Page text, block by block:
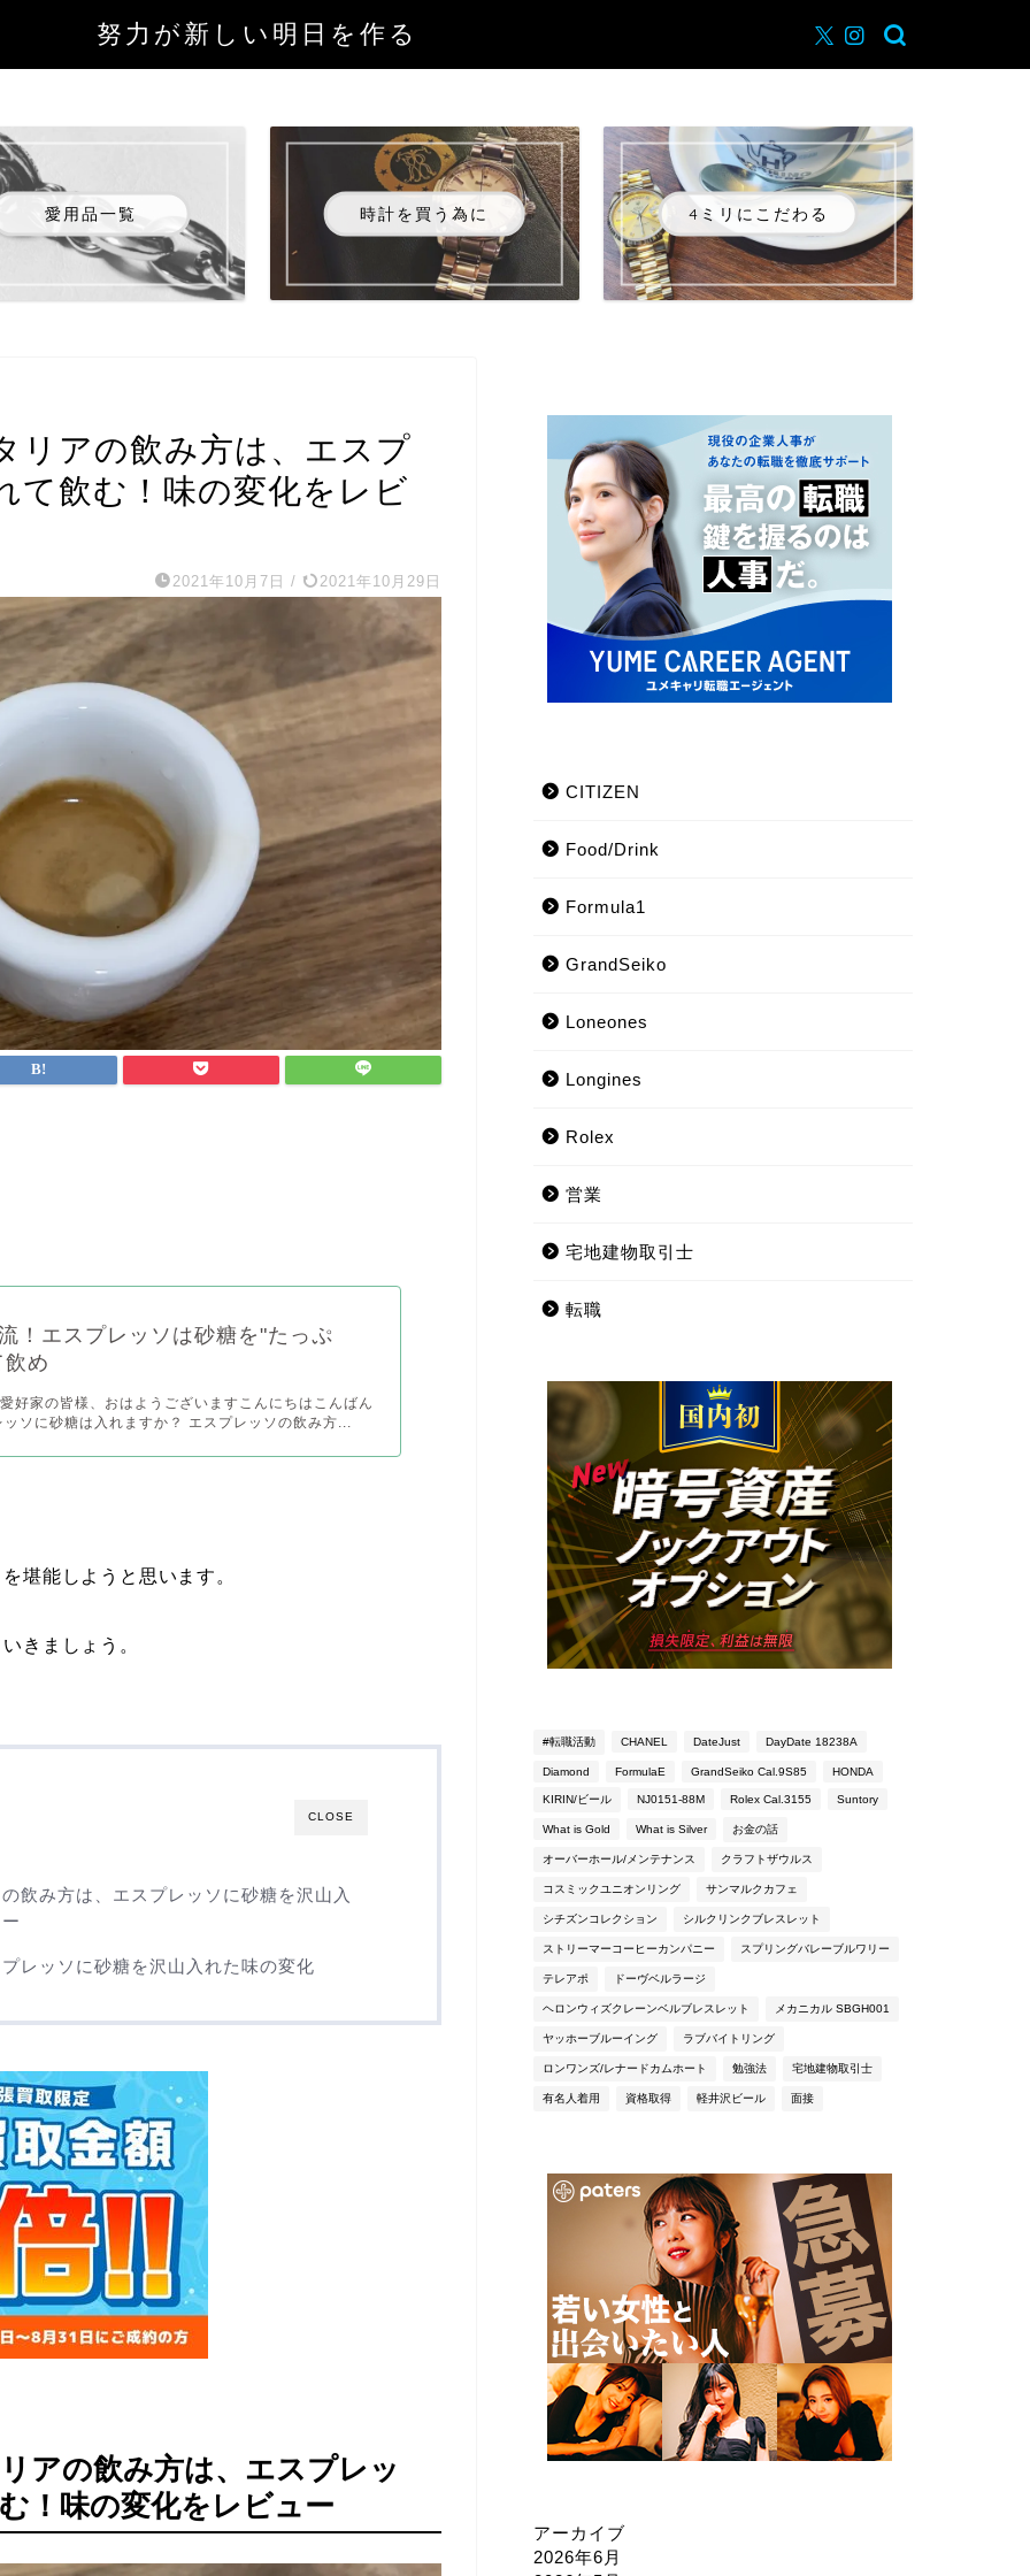
努力が新しい明日を作る
愛用品一覧 時計を買う為に 4ミリにこだわる
リアの飲み方は、エスプ
て飲む！味の変化をレビ
2021年10月7日 / 2021年10月29日
！エスプレッソは砂糖を"たっぷ
め
好家の皆様、おはようございますこんにちはこんばん
ソに砂糖は入れますか？ エスプレッソの飲み方...
堪能しようと思います。
きましょう。
CLOSE
飲み方は、エスプレッソに砂糖を沢山入
レッソに砂糖を沢山入れた味の変化
アの飲み方は、エスプレッ
！味の変化をレビュー
CITIZEN
Food/Drink
Formula1
GrandSeiko
Loneones
Longines
Rolex
営業
宅地建物取引士
転職
#転職活動 CHANEL DateJust DayDate 18238A
Diamond FormulaE GrandSeiko Cal.9S85 HONDA
KIRIN/ビール NJ0151-88M Rolex Cal.3155 Suntory
What is Gold What is Silver お金の話
オーバーホール/メンテナンス クラフトザウルス
コスミックユニオンリング サンマルクカフェ
シチズンコレクション シルクリンクブレスレット
ストリーマーコーヒーカンパニー スプリングバレーブルワリー
テレアポ ドーヴベルラージ
ヘロンウィズクレーンベルブレスレット メカニカル SBGH001
ヤッホーブルーイング ラブバイトリング
ロンワンズ/レナードカムホート 勉強法 宅地建物取引士
有名人着用 資格取得 軽井沢ビール 面接
アーカイブ
2026年6月